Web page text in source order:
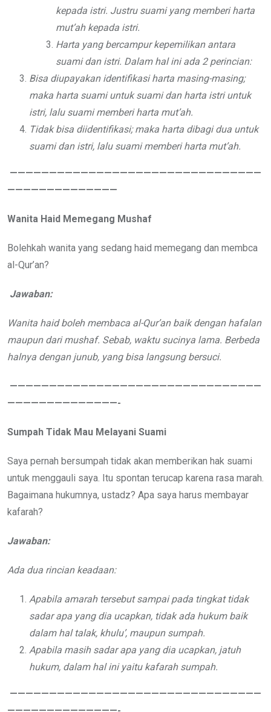
kepada istri. Justru suami yang memberi harta
mut’ah kepada istri.
Harta yang bercampur kepemilikan antara
suami dan istri. Dalam hal ini ada 2 perincian:
Bisa diupayakan identifikasi harta masing-masing;
maka harta suami untuk suami dan harta istri untuk
istri, lalu suami memberi harta mut’ah.
Tidak bisa diidentifikasi; maka harta dibagi dua untuk
suami dan istri, lalu suami memberi harta mut’ah.
————————————————————————————————
——————————————
Wanita Haid Memegang Mushaf
Bolehkah wanita yang sedang haid memegang dan membca
al-Qur’an?
Jawaban:
Wanita haid boleh membaca al-Qur’an baik dengan hafalan
maupun dari mushaf. Sebab, waktu sucinya lama. Berbeda
halnya dengan junub, yang bisa langsung bersuci.
————————————————————————————————
——————————————-
Sumpah Tidak Mau Melayani Suami
Saya pernah bersumpah tidak akan memberikan hak suami
untuk menggauli saya. Itu spontan terucap karena rasa marah.
Bagaimana hukumnya, ustadz? Apa saya harus membayar
kafarah?
Jawaban:
Ada dua rincian keadaan:
Apabila amarah tersebut sampai pada tingkat tidak
sadar apa yang dia ucapkan, tidak ada hukum baik
dalam hal talak, khulu’, maupun sumpah.
Apabila masih sadar apa yang dia ucapkan, jatuh
hukum, dalam hal ini yaitu kafarah sumpah.
————————————————————————————————